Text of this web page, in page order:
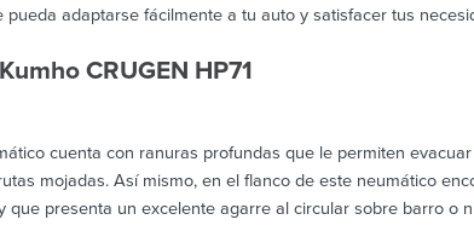
adaptarse fácilmente a tu auto y satisfacer tus
CRUGEN HP71
cuenta con ranuras profundas que le permiten
mojadas. Así mismo, en el flanco de este neumático
que presenta un excelente agarre al circular sobre barro o